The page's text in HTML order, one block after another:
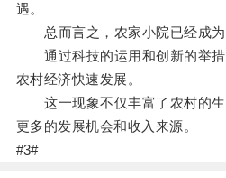
遇。
总而言之，农家小院已经成为
通过科技的运用和创新的举措
农村经济快速发展。
这一现象不仅丰富了农村的生
更多的发展机会和收入来源。
#3#